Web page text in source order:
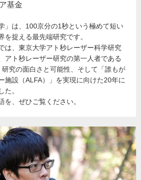
基金
」は、100京分の1秒という極めて短い
を捉える最先端研究です。
は、東京大学アト秒レーザー科学研究
アト秒レーザー研究の第一人者である
究の面白さと可能性、そして「誰もが
施設（ALFA）」を実現に向けた20年に
た。
を、ぜひご覧ください。